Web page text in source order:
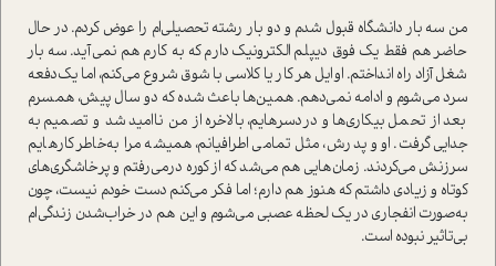
من سه بار دانشگاه قبول شدم و دو بار رشته‌ تحصیلی‌ام را عوض کردم. در حال
حاضر هم فقط یک فوق دیپلم الکترونیک دارم که به کارم هم نمی‌آید. سه بار
شغل آزاد راه انداختم. اوایل هر کار یا کلاسی با شوق شروع می‌کنم، اما یک‌دفعه
سرد می‌شوم و ادامه نمی‌دهم. همین‌ها باعث شده که دو سال پیش، همسرم
بعد از تحمل بیکاری‌ها و دردسرهایم، بالاخره از من نا‌امید شد و تصمیم به
جدایی گرفت. او و پدرش، مثل تمامی اطرافیانم، همیشه مرا به‌خاطر کارهایم
سرزنش می‌کردند. زمان‌هایی هم می‌شد که از کوره در‌می‌رفتم و پرخاشگری‌های
کوتاه و زیادی داشتم که هنوز هم دارم؛ اما فکر می‌کنم دست خودم نیست، چون
به‌صورت انفجاری در یک لحظه عصبی می‌شوم و این هم در خراب‌شدن زندگی‌ام
بی‌تاثیر نبوده است.